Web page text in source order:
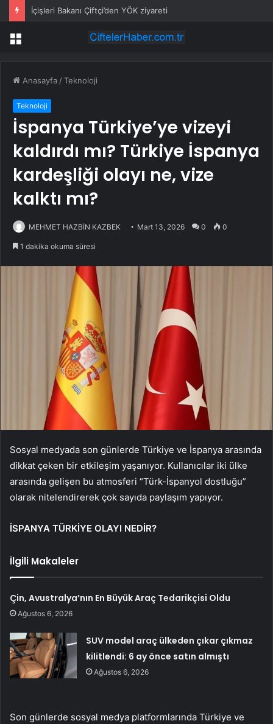
İçişleri Bakanı Çiftçi’den YÖK ziyareti
Menü
Anasayfa /Teknoloji
Teknoloji
İspanya Türkiye’ye vizeyi
kaldırdı mı? Türkiye İspanya
kardeşliği olayı ne, vize
kalktı mı?
MEHMET HAZBİN KAZBEK Mart 13, 2026 0 0
1 dakika okuma süresi
Sosyal medyada son günlerde Türkiye ve İspanya arasında
dikkat çeken bir etkileşim yaşanıyor. Kullanıcılar iki ülke
arasında gelişen bu atmosferi “Türk-İspanyol dostluğu”
olarak nitelendirerek çok sayıda paylaşım yapıyor.
İSPANYA TÜRKİYE OLAYI NEDİR?
İlgili Makaleler
Çin, Avustralya’nın En Büyük Araç Tedarikçisi Oldu
Ağustos 6, 2026
SUV model araç ülkeden çıkar çıkmaz
kilitlendi: 6 ay önce satın almıştı
Ağustos 6, 2026
Son günlerde sosyal medya platformlarında Türkiye ve